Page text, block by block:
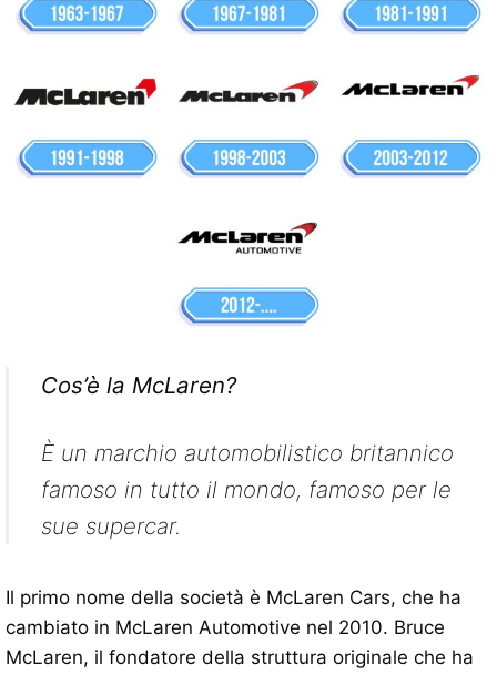
Cos’è la McLaren?
È un marchio automobilistico britannico
famoso in tutto il mondo, famoso per le
sue supercar.
Il primo nome della società è McLaren Cars, che ha
cambiato in McLaren Automotive nel 2010. Bruce
McLaren, il fondatore della struttura originale che ha